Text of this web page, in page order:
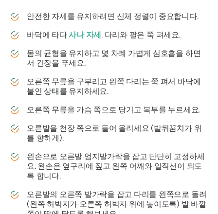
안전한 자세를 유지하려면 신체 정렬이 중요합니다.
바닥에 타다사나 자세. 다리와 팔은 쭉 펴세요.
몸의 균형을 유지하고 몇 차례 가볍게 심호흡을 하면
서 긴장을 푸세요.
오른쪽 무릎을 구부리고 왼쪽 다리는 쭉 펴서 바닥에
붙인 상태를 유지하세요.
오른쪽 무릎을 가슴 쪽으로 당기고 복부를 누르세요.
오른발을 천장 쪽으로 들어 올리세요 (발뒤꿈치가 위
를 향하게).
왼손으로 오른발 엄지발가락을 잡고 단단히 고정하세
요. 왼손은 옆구리에 짚고 왼쪽 어깨와 일직선이 되도
록 합니다.
오른발의 오른쪽 발가락을 잡고 다리를 왼쪽으로 돌려
(왼쪽 허벅지가 오른쪽 허벅지 위에 놓이도록) 발 바깥